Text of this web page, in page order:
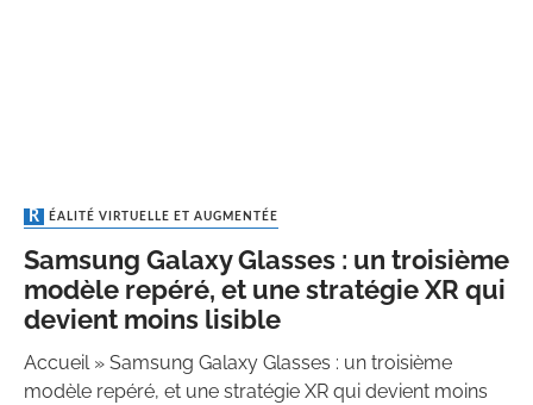
RÉALITÉ VIRTUELLE ET AUGMENTÉE
Samsung Galaxy Glasses : un troisième
modèle repéré, et une stratégie XR qui
devient moins lisible
Accueil» Samsung Galaxy Glasses : un troisième
modèle repéré, et une stratégie XR qui devient moins